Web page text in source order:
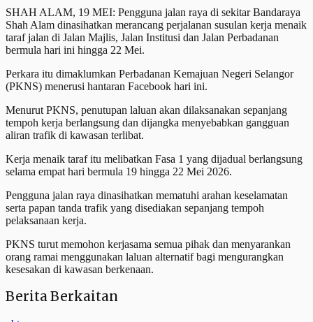
SHAH ALAM, 19 MEI: Pengguna jalan raya di sekitar Bandaraya
Shah Alam dinasihatkan merancang perjalanan susulan kerja menaik
taraf jalan di Jalan Majlis, Jalan Institusi dan Jalan Perbadanan
bermula hari ini hingga 22 Mei.
Perkara itu dimaklumkan Perbadanan Kemajuan Negeri Selangor
(PKNS) menerusi hantaran Facebook hari ini.
Menurut PKNS, penutupan laluan akan dilaksanakan sepanjang
tempoh kerja berlangsung dan dijangka menyebabkan gangguan
aliran trafik di kawasan terlibat.
Kerja menaik taraf itu melibatkan Fasa 1 yang dijadual berlangsung
selama empat hari bermula 19 hingga 22 Mei 2026.
Pengguna jalan raya dinasihatkan mematuhi arahan keselamatan
serta papan tanda trafik yang disediakan sepanjang tempoh
pelaksanaan kerja.
PKNS turut memohon kerjasama semua pihak dan menyarankan
orang ramai menggunakan laluan alternatif bagi mengurangkan
kesesakan di kawasan berkenaan.
Berita Berkaitan